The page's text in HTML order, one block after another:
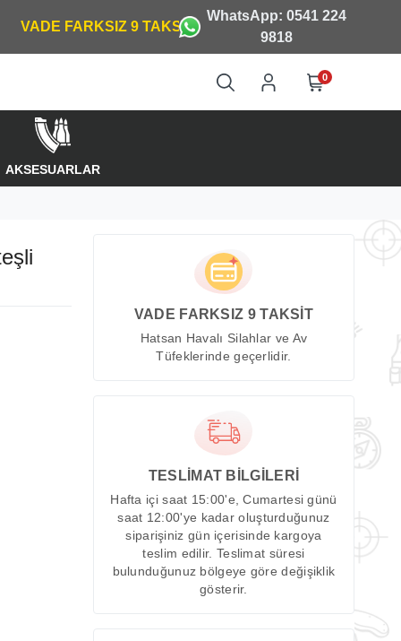
WhatsApp: 0541 224
9818
0
AKSESUARLAR
VADE FARKSIZ 9 TAKSİT
Hatsan Havalı Silahlar ve Av
Tüfeklerinde geçerlidir.
TESLİMAT BİLGİLERİ
Hafta içi saat 15:00'e, Cumartesi günü
saat 12:00'ye kadar oluşturduğunuz
siparişiniz gün içerisinde kargoya
teslim edilir. Teslimat süresi
bulunduğunuz bölgeye göre değişiklik
gösterir.